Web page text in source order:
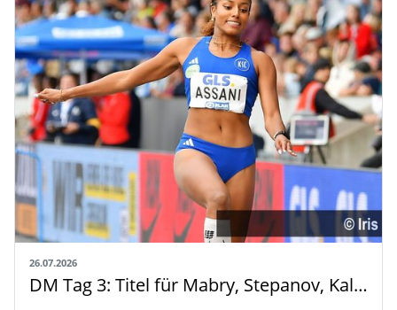
26.07.2026
DM Tag 3: Titel für Mabry, Stepanov, Kallabis und Assani